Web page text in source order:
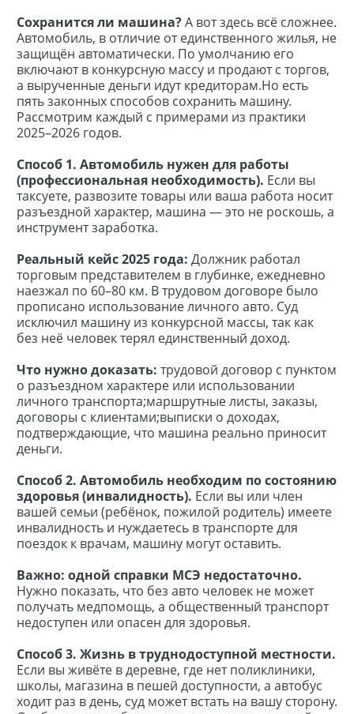
Сохранится ли машина?А вот здесь всё сложнее.
Автомобиль, в отличие от единственного жилья, не
защищён автоматически. По умолчанию его
включают в конкурсную массу и продают с торгов,
а вырученные деньги идут кредиторам.Но есть
пять законных способов сохранить машину.
Рассмотрим каждый с примерами из практики
2025–2026 годов.
Способ 1. Автомобиль нужен для работы
(профессиональная необходимость). Если вы
таксуете, развозите товары или ваша работа носит
разъездной характер, машина — это не роскошь, а
инструмент заработка.
Реальный кейс 2025 года: Должник работал
торговым представителем в глубинке, ежедневно
наезжал по 60–80 км. В трудовом договоре было
прописано использование личного авто. Суд
исключил машину из конкурсной массы, так как
без неё человек терял единственный доход.
Что нужно доказать: трудовой договор с пунктом
о разъездном характере или использовании
личного транспорта;маршрутные листы, заказы,
договоры с клиентами;выписки о доходах,
подтверждающие, что машина реально приносит
деньги.
Способ 2. Автомобиль необходим по состоянию
здоровья (инвалидность). Если вы или член
вашей семьи (ребёнок, пожилой родитель) имеете
инвалидность и нуждаетесь в транспорте для
поездок к врачам, машину могут оставить.
Важно: одной справки МСЭ недостаточно.
Нужно показать, что без авто человек не может
получать медпомощь, а общественный транспорт
недоступен или опасен для здоровья.
Способ 3. Жизнь в труднодоступной местности.
Если вы живёте в деревне, где нет поликлиники,
школы, магазина в пешей доступности, а автобус
ходит раз в день, суд может встать на вашу сторону.